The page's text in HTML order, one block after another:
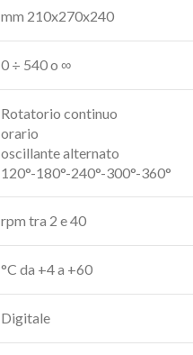
mm 210x270x240
0 ÷ 540 o ∞
Rotatorio continuo
orario
oscillante alternato
120°-180°-240°-300°-360°
rpm tra 2 e 40
°C da +4 a +60
Digitale